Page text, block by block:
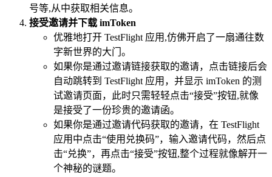
号等,从中获取相关信息。
接受邀请并下载 imToken
优雅地打开 TestFlight 应用,仿佛开启了一扇通往数
字新世界的大门。
如果你是通过邀请链接获取的邀请，点击链接后会
自动跳转到 TestFlight 应用，并显示 imToken 的测
试邀请页面，此时只需轻轻点击“接受”按钮,就像
是接受了一份珍贵的邀请函。
如果你是通过邀请代码获取的邀请，在 TestFlight
应用中点击“使用兑换码”，输入邀请代码，然后点
击“兑换”，再点击“接受”按钮,整个过程就像解开一
个神秘的谜题。